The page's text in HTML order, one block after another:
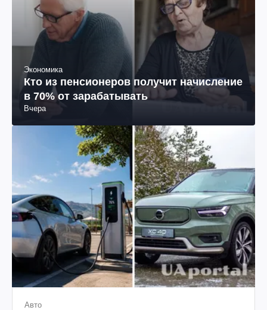
Экономика
Кто из пенсионеров получит начисление
в 70% от зарабатывать
Вчера
Авто